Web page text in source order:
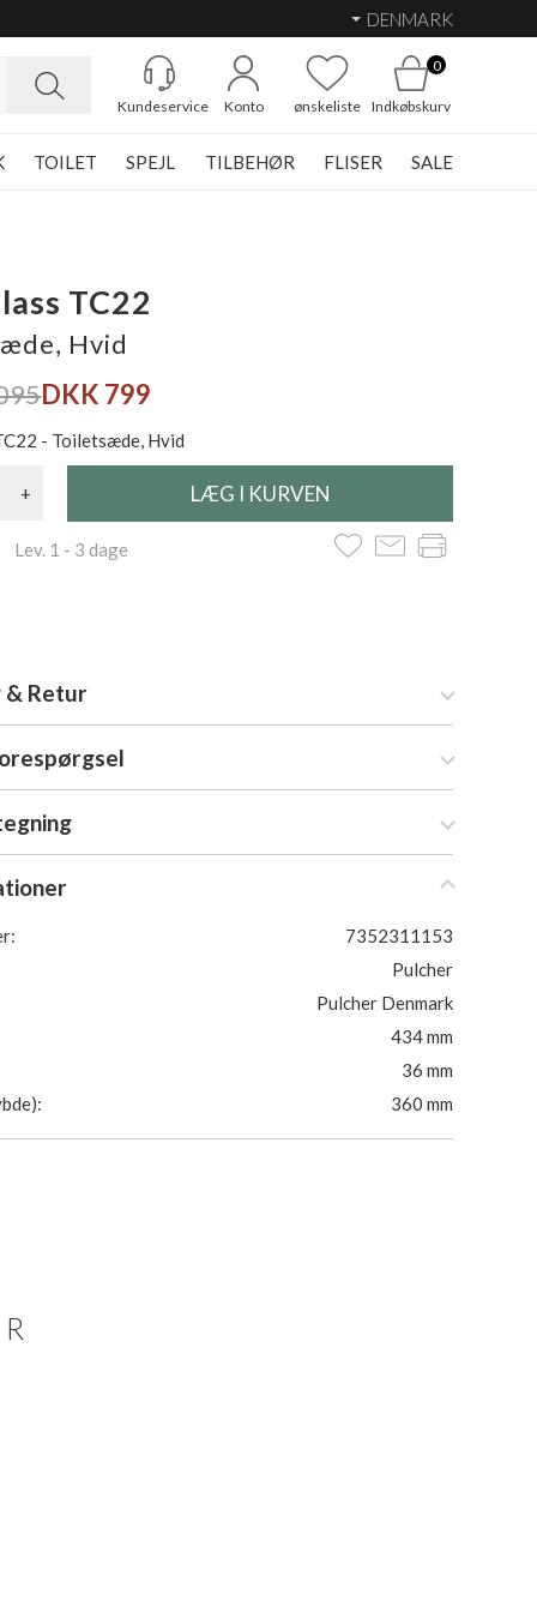
DENMARK
Kundeservice Konto ønskeliste
0
Indkøbskurv
TOILET SPEJL TILBEHØR FLISER SALE
TC22
Hvid
DKK 799
- Toiletsæde, Hvid
+
1 - 3 dage
& Retur
7352311153
Pulcher
Pulcher Denmark
434 mm
36 mm
360 mm